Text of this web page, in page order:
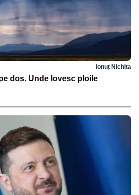
Ionuț Nichita
dos. Unde lovesc ploile